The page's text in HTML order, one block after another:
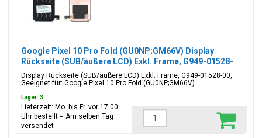
Google Pixel 10 Pro Fold (GU0NP;GM66V) Display
Rückseite (SUB/äußere LCD) Exkl. Frame, G949-01528-
00
Display Rückseite (SUB/äußere LCD) Exkl. Frame, G949-01528-00,
Geeignet für: Google Pixel 10 Pro Fold (GU0NP;GM66V)
Lager: 3
Lieferzeit: Mo. bis Fr. vor 17.00
Uhr bestellt = Am selben Tag
versendet